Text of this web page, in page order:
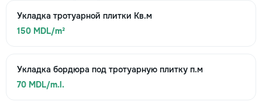
Укладка тротуарной плитки Кв.м
150 MDL/m²
Укладка бордюра под тротуарную плитку п.м
70 MDL/m.l.